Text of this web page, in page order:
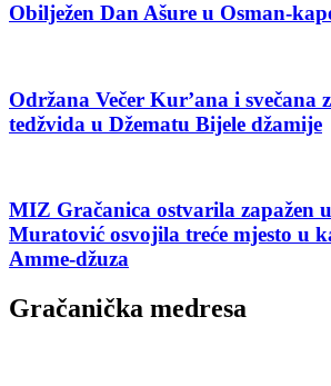
Obilježen Dan Ašure u Osman-
Održana Večer Kur’ana i svečana
tedžvida u Džematu Bijele džamije
MIZ Gračanica ostvarila zapažen
Muratović osvojila treće mjesto u
Amme-džuza
Gračanička medresa